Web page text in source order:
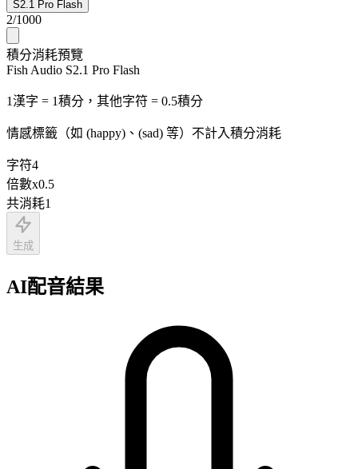
S2.1 Pro Flash
2/1000
積分消耗預覽
Fish Audio S2.1 Pro Flash
1漢字 = 1積分，其他字符 = 0.5積分
情感標籤（如 (happy)、(sad) 等）不計入積分消耗
字符4
倍數x0.5
共消耗1
生成
AI配音結果